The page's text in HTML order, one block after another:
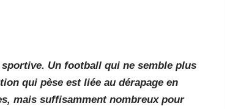
Un football qui ne semble plus
qui pèse est liée au dérapage en
mais suffisamment nombreux pour